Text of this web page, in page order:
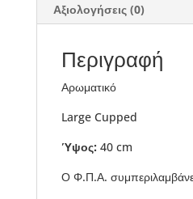
Αξιολογήσεις (0)
Περιγραφή
Αρωματικό
Large Cupped
Ύψος: 40 cm
Ο Φ.Π.Α.